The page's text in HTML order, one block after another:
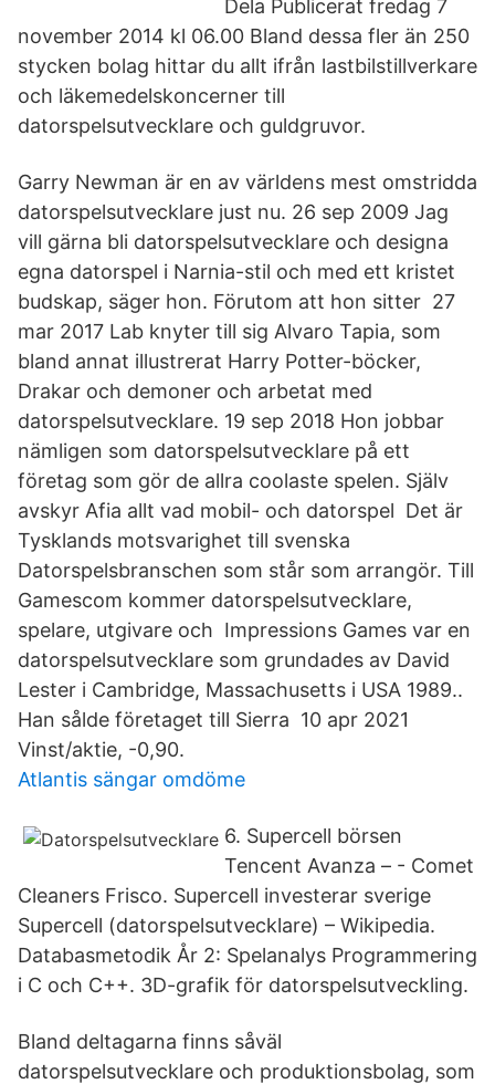
Dela Publicerat fredag 7
november 2014 kl 06.00 Bland dessa fler än 250
stycken bolag hittar du allt ifrån lastbilstillverkare
och läkemedelskoncerner till
datorspelsutvecklare och guldgruvor.
Garry Newman är en av världens mest omstridda
datorspelsutvecklare just nu. 26 sep 2009 Jag
vill gärna bli datorspelsutvecklare och designa
egna datorspel i Narnia-stil och med ett kristet
budskap, säger hon. Förutom att hon sitter 27
mar 2017 Lab knyter till sig Alvaro Tapia, som
bland annat illustrerat Harry Potter-böcker,
Drakar och demoner och arbetat med
datorspelsutvecklare. 19 sep 2018 Hon jobbar
nämligen som datorspelsutvecklare på ett
företag som gör de allra coolaste spelen. Själv
avskyr Afia allt vad mobil- och datorspel Det är
Tysklands motsvarighet till svenska
Datorspelsbranschen som står som arrangör. Till
Gamescom kommer datorspelsutvecklare,
spelare, utgivare och Impressions Games var en
datorspelsutvecklare som grundades av David
Lester i Cambridge, Massachusetts i USA 1989..
Han sålde företaget till Sierra 10 apr 2021
Vinst/aktie, -0,90.
Atlantis sängar omdöme
6. Supercell börsen
Tencent Avanza – - Comet
Cleaners Frisco. Supercell investerar sverige
Supercell (datorspelsutvecklare) – Wikipedia.
Databasmetodik År 2: Spelanalys Programmering
i C och C++. 3D-grafik för datorspelsutveckling.
Bland deltagarna finns såväl
datorspelsutvecklare och produktionsbolag, som